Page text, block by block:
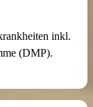
inkl.
(DMP).